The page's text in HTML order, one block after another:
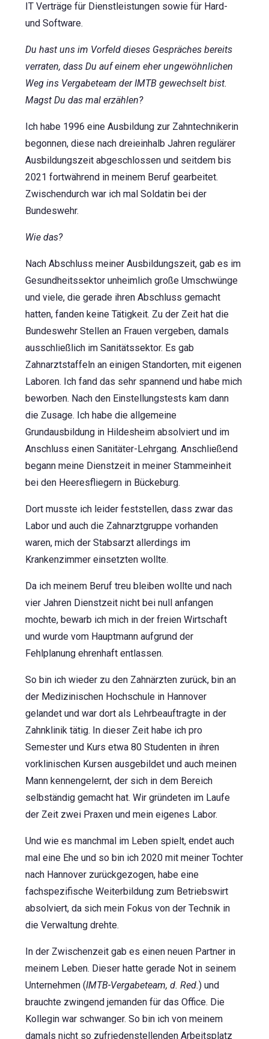
IT Verträge für Dienstleistungen sowie für Hard-
und Software.
Du hast uns im Vorfeld dieses Gespräches bereits
verraten, dass Du auf einem eher ungewöhnlichen
Weg ins Vergabeteam der IMTB gewechselt bist.
Magst Du das mal erzählen?
Ich habe 1996 eine Ausbildung zur Zahntechnikerin
begonnen, diese nach dreieinhalb Jahren regulärer
Ausbildungszeit abgeschlossen und seitdem bis
2021 fortwährend in meinem Beruf gearbeitet.
Zwischendurch war ich mal Soldatin bei der
Bundeswehr.
Wie das?
Nach Abschluss meiner Ausbildungszeit, gab es im
Gesundheitssektor unheimlich große Umschwünge
und viele, die gerade ihren Abschluss gemacht
hatten, fanden keine Tätigkeit. Zu der Zeit hat die
Bundeswehr Stellen an Frauen vergeben, damals
ausschließlich im Sanitätssektor. Es gab
Zahnarztstaffeln an einigen Standorten, mit eigenen
Laboren. Ich fand das sehr spannend und habe mich
beworben. Nach den Einstellungstests kam dann
die Zusage. Ich habe die allgemeine
Grundausbildung in Hildesheim absolviert und im
Anschluss einen Sanitäter-Lehrgang. Anschließend
begann meine Dienstzeit in meiner Stammeinheit
bei den Heeresfliegern in Bückeburg.
Dort musste ich leider feststellen, dass zwar das
Labor und auch die Zahnarztgruppe vorhanden
waren, mich der Stabsarzt allerdings im
Krankenzimmer einsetzten wollte.
Da ich meinem Beruf treu bleiben wollte und nach
vier Jahren Dienstzeit nicht bei null anfangen
mochte, bewarb ich mich in der freien Wirtschaft
und wurde vom Hauptmann aufgrund der
Fehlplanung ehrenhaft entlassen.
So bin ich wieder zu den Zahnärzten zurück, bin an
der Medizinischen Hochschule in Hannover
gelandet und war dort als Lehrbeauftragte in der
Zahnklinik tätig. In dieser Zeit habe ich pro
Semester und Kurs etwa 80 Studenten in ihren
vorklinischen Kursen ausgebildet und auch meinen
Mann kennengelernt, der sich in dem Bereich
selbständig gemacht hat. Wir gründeten im Laufe
der Zeit zwei Praxen und mein eigenes Labor.
Und wie es manchmal im Leben spielt, endet auch
mal eine Ehe und so bin ich 2020 mit meiner Tochter
nach Hannover zurückgezogen, habe eine
fachspezifische Weiterbildung zum Betriebswirt
absolviert, da sich mein Fokus von der Technik in
die Verwaltung drehte.
In der Zwischenzeit gab es einen neuen Partner in
meinem Leben. Dieser hatte gerade Not in seinem
Unternehmen (IMTB-Vergabeteam, d. Red.) und
brauchte zwingend jemanden für das Office. Die
Kollegin war schwanger. So bin ich von meinem
damals nicht so zufriedenstellenden Arbeitsplatz